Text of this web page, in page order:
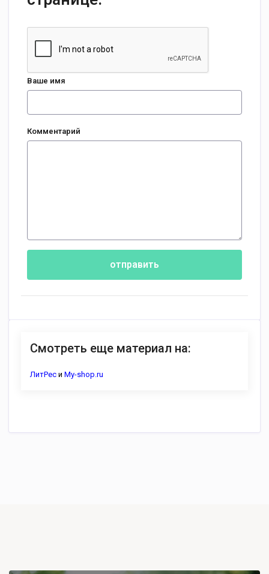
Ваше имя
Комментарий
отправить
Смотреть еще материал на:
ЛитРес и My-shop.ru